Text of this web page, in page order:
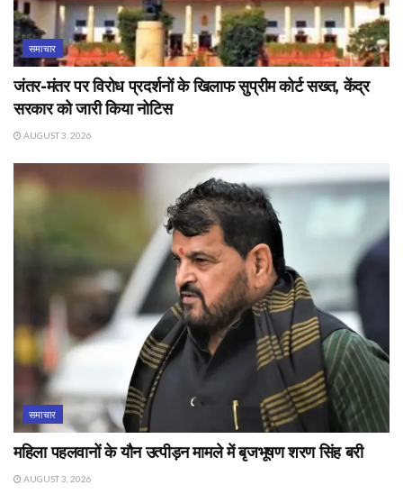
समाचार
जंतर-मंतर पर विरोध प्रदर्शनों के खिलाफ सुप्रीम कोर्ट सख्त, केंद्र
सरकार को जारी किया नोटिस
AUGUST 3, 2026
समाचार
महिला पहलवानों के यौन उत्पीड़न मामले में बृजभूषण शरण सिंह बरी
AUGUST 3, 2026